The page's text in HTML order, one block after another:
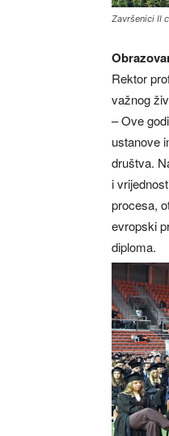
Završenici II
Rektor
važnog
– Ove
ustanove
društva.
i
procesa,
evropski
diploma.